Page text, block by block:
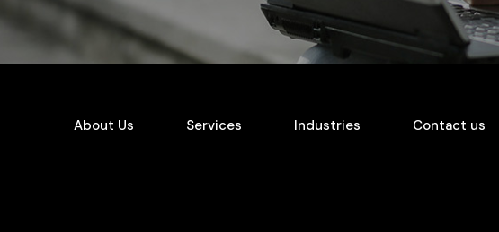
About Us Services Industries Contact us